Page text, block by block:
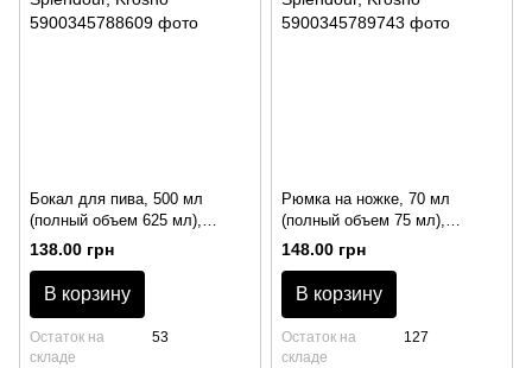
Бокал для пива, 500 мл
(полный объем 625 мл),
Splendour, Krosno
138.00 грн
В корзину
Остаток на
складе
53
Рюмка на ножке, 70 мл
(полный объем 75 мл),
Splendour, Krosno
148.00 грн
В корзину
Остаток на
складе
127